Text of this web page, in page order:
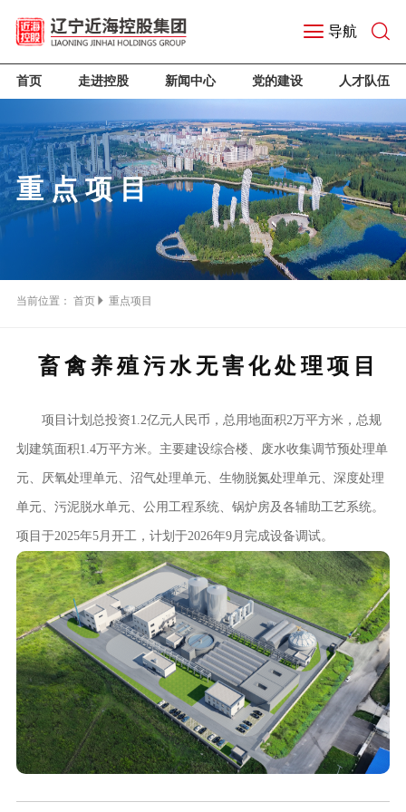
导航
首页 走进控股 新闻中心 党的建设 人才队伍
重点项目
当前位置： 首页 重点项目
畜禽养殖污水无害化处理项目
项目计划总投资1.2亿元人民币，总用地面积2万平方米，总规
划建筑面积1.4万平方米。主要建设综合楼、废水收集调节预处理单
元、厌氧处理单元、沼气处理单元、生物脱氮处理单元、深度处理
单元、污泥脱水单元、公用工程系统、锅炉房及各辅助工艺系统。
项目于2025年5月开工，计划于2026年9月完成设备调试。